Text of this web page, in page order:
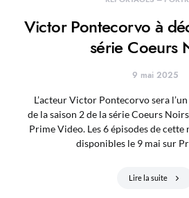
Victor Pontecorvo à
série Coeurs
9 mai 2025
L’acteur Victor Pontecorvo sera
de la saison 2 de la série Coeurs
Prime Video. Les 6 épisodes de
disponibles le 9 mai sur
Lire la suite